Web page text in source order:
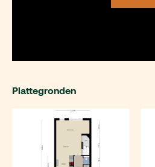
Plattegronden